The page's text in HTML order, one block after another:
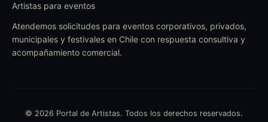
Artistas para eventos
Atendemos solicitudes para eventos corporativos, privados,
municipales y festivales en Chile con respuesta consultiva y
acompañamiento comercial.
© 2026 Portal de Artistas. Todos los derechos reservados.